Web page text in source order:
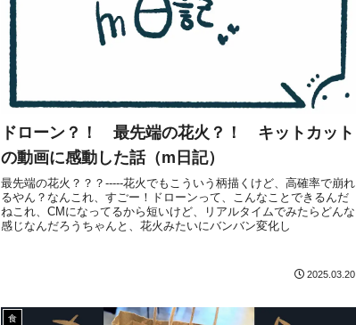
ドローン？！ 最先端の花火？！ キットカット
の動画に感動した話（m日記）
最先端の花火？？？-----花火でもこういう柄描くけど、高確率で崩れ
るやん？なんこれ、すごー！ドローンって、こんなことできるんだ
ねこれ、CMになってるから短いけど、リアルタイムでみたらどんな
感じなんだろうちゃんと、花火みたいにバンバン変化し
2025.03.20
食